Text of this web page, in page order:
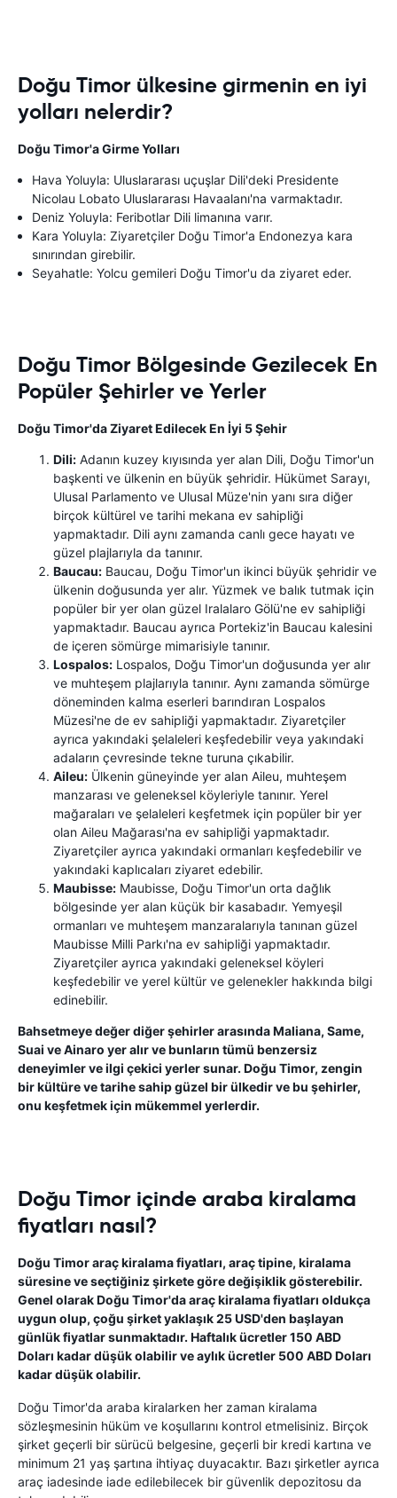
Doğu Timor ülkesine girmenin en iyi
yolları nelerdir?
Doğu Timor'a Girme Yolları
Hava Yoluyla: Uluslararası uçuşlar Dili'deki Presidente
Nicolau Lobato Uluslararası Havaalanı'na varmaktadır.
Deniz Yoluyla: Feribotlar Dili limanına varır.
Kara Yoluyla: Ziyaretçiler Doğu Timor'a Endonezya kara
sınırından girebilir.
Seyahatle: Yolcu gemileri Doğu Timor'u da ziyaret eder.
Doğu Timor Bölgesinde Gezilecek En
Popüler Şehirler ve Yerler
Doğu Timor'da Ziyaret Edilecek En İyi 5 Şehir
Dili: Adanın kuzey kıyısında yer alan Dili, Doğu Timor'un
başkenti ve ülkenin en büyük şehridir. Hükümet Sarayı,
Ulusal Parlamento ve Ulusal Müze'nin yanı sıra diğer
birçok kültürel ve tarihi mekana ev sahipliği
yapmaktadır. Dili aynı zamanda canlı gece hayatı ve
güzel plajlarıyla da tanınır.
Baucau: Baucau, Doğu Timor'un ikinci büyük şehridir ve
ülkenin doğusunda yer alır. Yüzmek ve balık tutmak için
popüler bir yer olan güzel Iralalaro Gölü'ne ev sahipliği
yapmaktadır. Baucau ayrıca Portekiz'in Baucau kalesini
de içeren sömürge mimarisiyle tanınır.
Lospalos: Lospalos, Doğu Timor'un doğusunda yer alır
ve muhteşem plajlarıyla tanınır. Aynı zamanda sömürge
döneminden kalma eserleri barındıran Lospalos
Müzesi'ne de ev sahipliği yapmaktadır. Ziyaretçiler
ayrıca yakındaki şelaleleri keşfedebilir veya yakındaki
adaların çevresinde tekne turuna çıkabilir.
Aileu: Ülkenin güneyinde yer alan Aileu, muhteşem
manzarası ve geleneksel köyleriyle tanınır. Yerel
mağaraları ve şelaleleri keşfetmek için popüler bir yer
olan Aileu Mağarası'na ev sahipliği yapmaktadır.
Ziyaretçiler ayrıca yakındaki ormanları keşfedebilir ve
yakındaki kaplıcaları ziyaret edebilir.
Maubisse: Maubisse, Doğu Timor'un orta dağlık
bölgesinde yer alan küçük bir kasabadır. Yemyeşil
ormanları ve muhteşem manzaralarıyla tanınan güzel
Maubisse Milli Parkı'na ev sahipliği yapmaktadır.
Ziyaretçiler ayrıca yakındaki geleneksel köyleri
keşfedebilir ve yerel kültür ve gelenekler hakkında bilgi
edinebilir.
Bahsetmeye değer diğer şehirler arasında Maliana, Same,
Suai ve Ainaro yer alır ve bunların tümü benzersiz
deneyimler ve ilgi çekici yerler sunar. Doğu Timor, zengin
bir kültüre ve tarihe sahip güzel bir ülkedir ve bu şehirler,
onu keşfetmek için mükemmel yerlerdir.
Doğu Timor içinde araba kiralama
fiyatları nasıl?
Doğu Timor araç kiralama fiyatları, araç tipine, kiralama
süresine ve seçtiğiniz şirkete göre değişiklik gösterebilir.
Genel olarak Doğu Timor'da araç kiralama fiyatları oldukça
uygun olup, çoğu şirket yaklaşık 25 USD'den başlayan
günlük fiyatlar sunmaktadır. Haftalık ücretler 150 ABD
Doları kadar düşük olabilir ve aylık ücretler 500 ABD Doları
kadar düşük olabilir.
Doğu Timor'da araba kiralarken her zaman kiralama
sözleşmesinin hüküm ve koşullarını kontrol etmelisiniz. Birçok
şirket geçerli bir sürücü belgesine, geçerli bir kredi kartına ve
minimum 21 yaş şartına ihtiyaç duyacaktır. Bazı şirketler ayrıca
araç iadesinde iade edilebilecek bir güvenlik depozitosu da